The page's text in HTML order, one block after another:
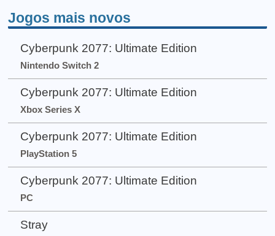
Jogos mais novos
Cyberpunk 2077: Ultimate Edition
Nintendo Switch 2
Cyberpunk 2077: Ultimate Edition
Xbox Series X
Cyberpunk 2077: Ultimate Edition
PlayStation 5
Cyberpunk 2077: Ultimate Edition
PC
Stray